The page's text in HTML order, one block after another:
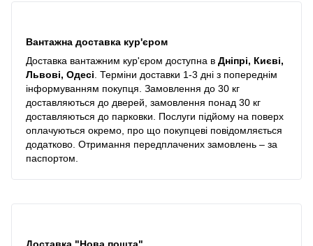
Вантажна доставка кур'єром
Доставка вантажним кур'єром доступна в Дніпрі, Києві,
Львові, Одесі . Терміни доставки 1-3 дні з попереднім
інформуванням покупця. Замовлення до 30 кг
доставляються до дверей, замовлення понад 30 кг
доставляються до парковки. Послуги підйому на поверх
оплачуються окремо, про що покупцеві повідомляється
додатково. Отримання передплачених замовлень – за
паспортом.